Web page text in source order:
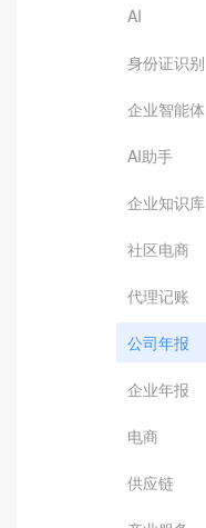
AI
身份证识别
企业智能体
AI助手
企业知识库
社区电商
代理记账
公司年报
企业年报
电商
供应链